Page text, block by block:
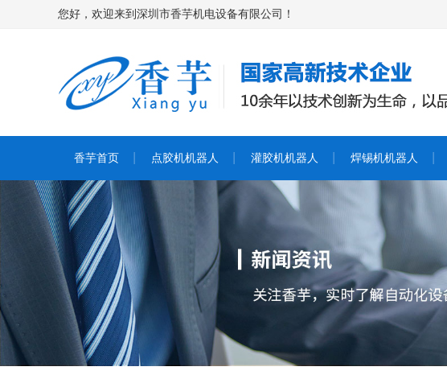
您好，欢迎来到深圳市香芋机电设备有限公司！
香芋首页 点胶机机器人 灌胶机机器人 焊锡机机器人